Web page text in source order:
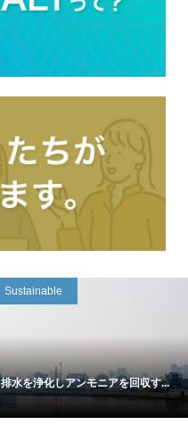
Sustainable
排水を浄化しアンモニアを回収す...